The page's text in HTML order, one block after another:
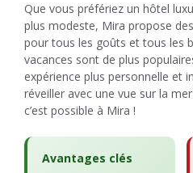
Que vous préfériez un hôtel
plus modeste, Mira propose
pour tous les goûts et tous les
vacances sont de plus
expérience plus personnelle et
réveiller avec une vue sur la
c’est possible à Mira !
Avantages clés